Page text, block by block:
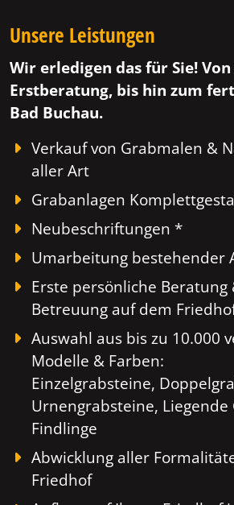
Unsere Leistungen
Wir erledigen das für Sie!
Erstberatung, bis hin zum
Bad Buchau.
Verkauf von Grabmalen &
aller Art
Grabanlagen
Neubeschriftungen *
Umarbeitung bestehender
Erste persönliche Beratung
Betreuung auf dem
Auswahl aus bis zu 10.000
Modelle & Farben:
Einzelgrabsteine,
Urnengrabsteine, Liegende
Findlinge
Abwicklung aller
Friedhof